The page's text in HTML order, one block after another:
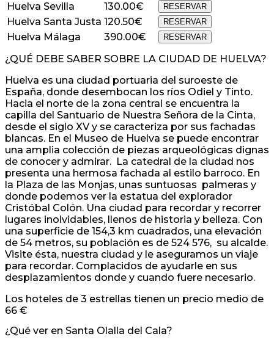
Huelva Sevilla 130.00€ RESERVAR
Huelva Santa Justa 120.50€ RESERVAR
Huelva Málaga 390.00€ RESERVAR
¿QUÉ DEBE SABER SOBRE LA CIUDAD DE HUELVA?
Huelva es una ciudad portuaria del suroeste de
España, donde desembocan los ríos Odiel y Tinto.
Hacia el norte de la zona central se encuentra la
capilla del Santuario de Nuestra Señora de la Cinta,
desde el siglo XV y se caracteriza por sus fachadas
blancas. En el Museo de Huelva se puede encontrar
una amplia colección de piezas arqueológicas dignas
de conocer y admirar. La catedral de la ciudad nos
presenta una hermosa fachada al estilo barroco. En
la Plaza de las Monjas, unas suntuosas palmeras y
donde podemos ver la estatua del explorador
Cristóbal Colón. Una ciudad para recordar y recorrer
lugares inolvidables, llenos de historia y belleza. Con
una superficie de 154,3 km cuadrados, una elevación
de 54 metros, su población es de 524 576, su alcalde.
Visite ésta, nuestra ciudad y le aseguramos un viaje
para recordar. Complacidos de ayudarle en sus
desplazamientos donde y cuando fuere necesario.
Los hoteles de 3 estrellas tienen un precio medio de
66 €
¿Qué ver en Santa Olalla del Cala?